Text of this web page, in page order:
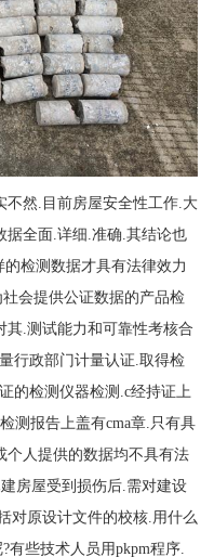
不然.目前房屋安全性工作.大
据全面.详细.准确.其结论也
检测数据才具有法律效力
会提供公证数据的产品检
.测试能力和可靠性考核合
行政部门计量认证.取得检
的检测仪器检测.c经持证上
测报告上盖有cma章.只有具
个人提供的数据均不具有法
房屋受到损伤后.需对建设
对原设计文件的校核.用什么
些技术人员用pkpm程序.